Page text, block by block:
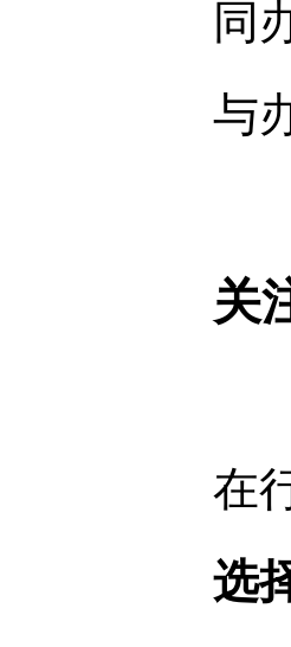
同
与
关
在
选